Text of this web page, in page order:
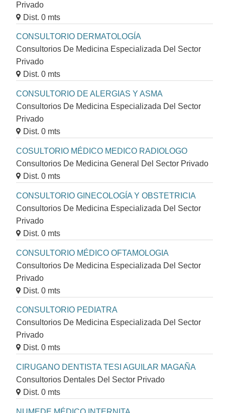
Privado
Dist. 0 mts
CONSULTORIO DERMATOLOGÍA
Consultorios De Medicina Especializada Del Sector
Privado
Dist. 0 mts
CONSULTORIO DE ALERGIAS Y ASMA
Consultorios De Medicina Especializada Del Sector
Privado
Dist. 0 mts
COSULTORIO MÉDICO MEDICO RADIOLOGO
Consultorios De Medicina General Del Sector Privado
Dist. 0 mts
CONSULTORIO GINECOLOGÍA Y OBSTETRICIA
Consultorios De Medicina Especializada Del Sector
Privado
Dist. 0 mts
CONSULTORIO MÉDICO OFTAMOLOGIA
Consultorios De Medicina Especializada Del Sector
Privado
Dist. 0 mts
CONSULTORIO PEDIATRA
Consultorios De Medicina Especializada Del Sector
Privado
Dist. 0 mts
CIRUGANO DENTISTA TESI AGUILAR MAGAÑA
Consultorios Dentales Del Sector Privado
Dist. 0 mts